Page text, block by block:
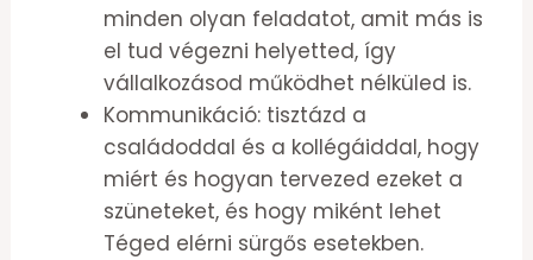
minden olyan feladatot, amit más is
el tud végezni helyetted, így
vállalkozásod működhet nélküled is.
Kommunikáció: tisztázd a
családoddal és a kollégáiddal, hogy
miért és hogyan tervezed ezeket a
szüneteket, és hogy miként lehet
Téged elérni sürgős esetekben.